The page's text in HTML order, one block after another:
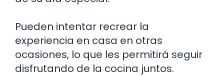
Pueden intentar recrear la
experiencia en casa en otras
ocasiones, lo que les permitirá seguir
disfrutando de la cocina juntos.